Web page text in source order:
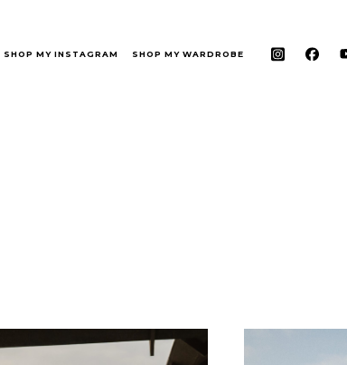
SHOP MY INSTAGRAM SHOP MY WARDROBE